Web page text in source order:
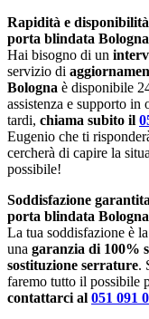
Rapidità e
porta blindata
Hai bisogno di un
servizio di
Bologna è disponibile
assistenza e supporto in
tardi, chiama subito il
Eugenio che ti
cercherà di capire la
possibile!
Soddisfazione
porta blindata
La tua soddisfazione è
una garanzia di 100%
sostituzione serrature.
faremo tutto il possibile
contattarci al 051 091